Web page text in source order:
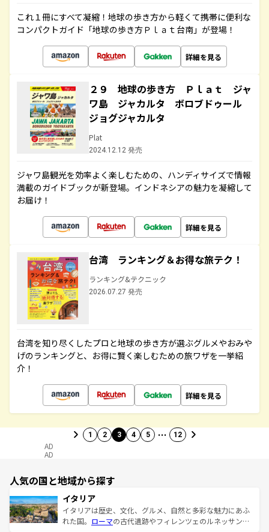
これ１冊にすべて凝縮！地球の歩き方から軽くて携帯に便利な
コンパクトガイド「地球の歩き方Ｐｌａｔ台南」が登場！
詳細を見る
２９ 地球の歩き方 Ｐｌａｔ ジャ
ワ島 ジャカルタ ボロブドゥール
ジョグジャカルタ
Plat
2024.12.12 発売
ジャワ島観光を効率よく楽しむための、ハンディサイズで情報
満載のガイドブックが新登場。インドネシアの魅力を凝縮して
お届け！
詳細を見る
台湾 ランキング＆お得な旅テク！
ランキング&テクニック
2026.07.27 発売
台湾を知り尽くしたプロと地球の歩き方が選ぶグルメやおみや
げのランキングと、お得に賢く楽しむための旅ワザを一挙紹
介！
詳細を見る
1 2 3 4 5 … 12
AD
AD
人気の国と地域から探す
イタリア
イタリアは歴史、文化、グルメ、自然と多彩な魅力にあふ
れた国。 ローマの古代遺跡やフィレンツェのルネッサンス